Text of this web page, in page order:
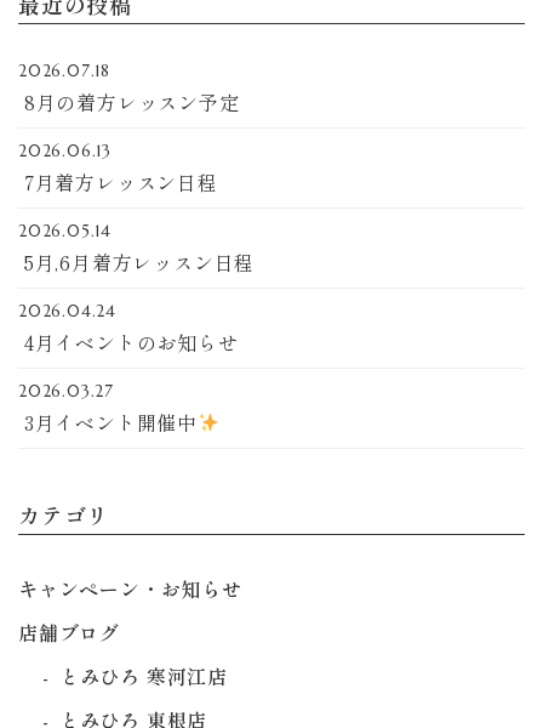
2026.07.18
8月の着方レッスン予定
2026.06.13
7月着方レッスン日程
2026.05.14
5月,6月着方レッスン日程
2026.04.24
4月イベントのお知らせ
2026.03.27
3月イベント開催中
カテゴリ
キャンペーン・お知らせ
店舗ブログ
とみひろ 寒河江店
とみひろ 東根店